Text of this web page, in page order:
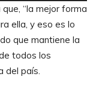
“la mejor forma
ella, y eso es lo
que mantiene la
todos los
del país.